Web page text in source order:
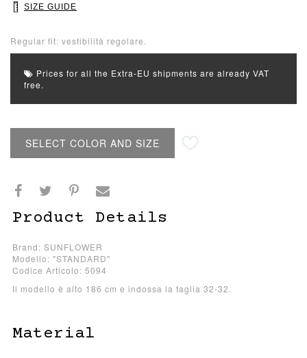
SIZE GUIDE
Regular fit: vestibilità regolare.
Prices for all the Extra-EU shipments are already VAT
free.
SELECT COLOR AND SIZE
Product Details
Brand: SUNFLOWER
Modello: "STANDARD"
Codice Articolo: 5094
Il modello è alto 186 cm e indossa la taglia 32-32.
Material